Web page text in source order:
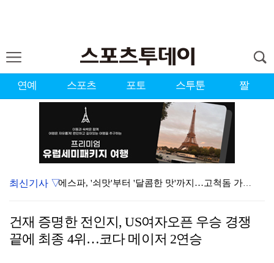
연예 스포츠 포토 스투툰 짤
에스파, '쇠맛'부터 '달콤한 맛'까지…고척돔 가득 채…
에스파, 고척돔 입성…공연 시작 40분 만에 첫 인사 …
최신기사 ▽
건재 증명한 전인지, US여자오픈 우승 경쟁
끝에 최종 4위…코다 메이저 2연승